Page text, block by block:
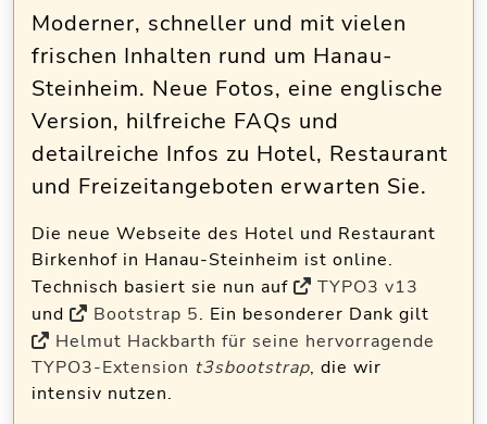
Moderner, schneller und mit vielen
frischen Inhalten rund um Hanau-
Steinheim. Neue Fotos, eine englische
Version, hilfreiche FAQs und
detailreiche Infos zu Hotel, Restaurant
und Freizeitangeboten erwarten Sie.
Die neue Webseite des Hotel und Restaurant
Birkenhof in Hanau-Steinheim ist online.
Technisch basiert sie nun auf
TYPO3 v13
und
Bootstrap 5. Ein besonderer Dank gilt
Helmut Hackbarth für seine hervorragende
TYPO3-Extension t3sbootstrap, die wir
intensiv nutzen.